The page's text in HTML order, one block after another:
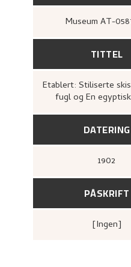
Museum AT-
TITTEL
Etablert: Stiliserte skisser av dyr,
fugl og En
DATERING
1902
PÅSKRIFT
[ingen]